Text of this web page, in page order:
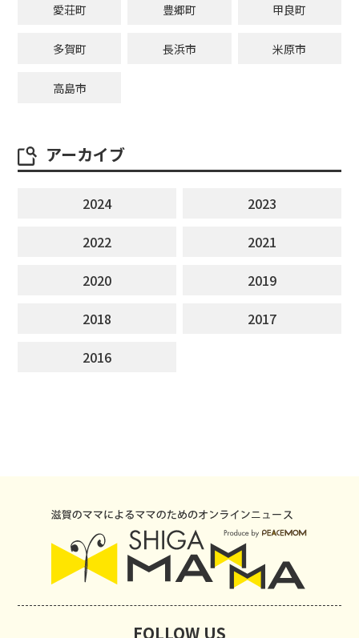
愛荘町 豊郷町 甲良町
多賀町 長浜市 米原市
高島市
アーカイブ
2024
2023
2022
2021
2020
2019
2018
2017
2016
FOLLOW US